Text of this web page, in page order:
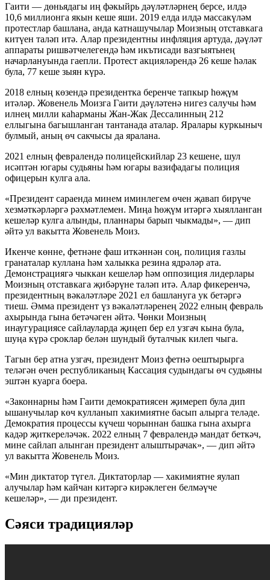
Гаити — дөньядагы иң фәкыйрь дәүләтләрнең берсе, илдә
10,6 миллионга якын кеше яши. 2019 елда илдә массакүләм
протестлар башлана, анда катнашучылар Моизның отставкага
китүен таләп итә. Алар президентны инфляция артуда, дәүләт
аппараты ришвәтчелегендә һәм икътисади вазгыятьнең
начарлануында гаепли. Протест акцияләрендә 26 кеше һәлак
була, 77 кеше зыян күрә.
2018 елның көзендә президентка беренче тапкыр һөҗүм
итәләр. Жовенель Моизга Гаити дәүләтенә нигез салучы һәм
илнең милли каһарманы Жан-Жак Дессалинның 212
еллыгына багышланган тантанада аталар. Яралары куркыныч
булмый, аның өч сакчысы да яралана.
2021 елның февралендә полицейскийлар 23 кешене, шул
исәптән югары судьяны һәм югары вазифадагы полиция
офицерын кулга ала.
«Президент сараенда минем иминлегем өчен җавап бирүче
хезмәткәрләргә рәхмәтлемен. Миңа һөҗүм итәргә хыялланган
кешеләр кулга алынды, планнары барып чыкмады», — дип
әйтә ул вакытта Жовенель Моиз.
Икенче көнне, фетнәне фаш иткәннән соң, полиция газлы
гранаталар куллана һәм халыкка резина ядрәләр ата.
Демонстрациягә чыккан кешеләр һәм оппозиция лидерлары
Моизның отставкага җибәрүне таләп итә. Алар фикеренчә,
президентның вәкаләтләре 2021 ел башлануга ук бетәргә
тиеш. Әмма президент үз вәкаләтләренең 2022 елның февраль
ахырында гына бетәчәген әйтә. Чөнки Моизның
инаугурациясе сайлауларда җиңеп бер ел узгач кына була,
шуңа күрә сроклар белән шундый буталчык килеп чыга.
Тагын бер атна узгач, президент Моиз фетнә оештырырга
теләгән өчен республиканың Кассация судындагы өч судьяны
эштән куарга боера.
«Законнарны һәм Гаити демократиясен җимереп була дип
ышанучылар көч кулланып хакимиятне басып алырга теләде.
Демократия процессы күчеш чорыннан башка гына ахырга
кадәр җиткереләчәк. 2022 елның 7 февралендә мандат беткәч,
мине сайлап алынган президент алыштырачак», — дип әйтә
ул вакытта Жовенель Моиз.
«Мин диктатор түгел. Диктаторлар — хакимиятне яулап
алучылар һәм кайчан китәргә кирәклеген белмәүче
кешеләр», — ди президент.
Сәяси традицияләр